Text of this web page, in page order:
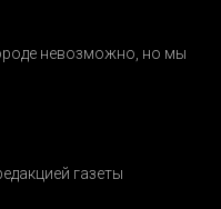
невозможно, но мы
газеты